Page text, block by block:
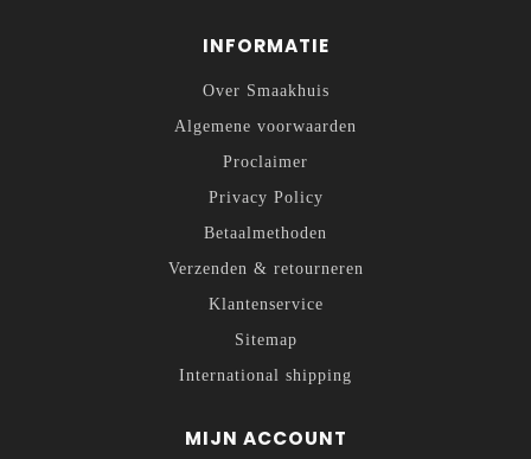
INFORMATIE
Over Smaakhuis
Algemene voorwaarden
Proclaimer
Privacy Policy
Betaalmethoden
Verzenden & retourneren
Klantenservice
Sitemap
International shipping
MIJN ACCOUNT